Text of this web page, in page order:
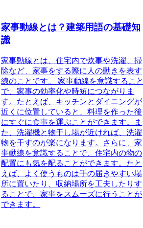
家事動線とは？建築用語の基礎知
識
家事動線とは、住宅内で炊事や洗濯、掃
除など、家事をする際に人の動きを表す
線のことです。
家事動線を意識すること
で、家事の効率化や時短につながりま
す。 たとえば、キッチンとダイニングが
近くに位置していると、料理を作った後
にすぐに食事を運ぶことができます。ま
た、洗濯機と物干し場が近ければ、洗濯
物を干すのが楽になります。さらに、家
事動線を意識することで、住宅内の物の
配置にも気を配ることができます。たと
えば、よく使うものは手の届きやすい場
所に置いたり、収納場所を工夫したりす
ることで、家事をスムーズに行うことが
できます。